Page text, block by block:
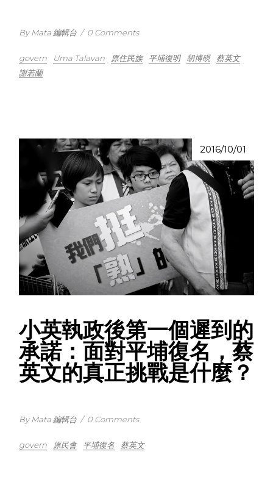
By Mata 編輯台 / 0 Comments
govern Uma Talavan 原住民族 平埔復明 胡博硯
蔡英文
謝若蘭
2016/10/01
小英執政後第一個遲到的
承諾：面對平埔復名，蔡
英文的真正挑戰是什麼？
By Mata 編輯台 / 0 Comments
govern 原民會 平埔復名 蔡英文